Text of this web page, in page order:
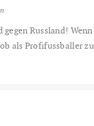
Russland!
als Profifussballer